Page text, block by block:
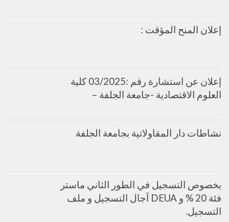
إعلان المنح المؤقت :
إعلان عن استشارة رقم :03/2025 كلية
العلوم الاقتصادية -جامعة الجلفة –
نشاطات دار المقاولاتية بجامعة الجلفة
بخصوص التسجيل في الطور الثاني ماستر
فئة 20 % و DEUA آجال التسجيل و ملف
التسجيل.